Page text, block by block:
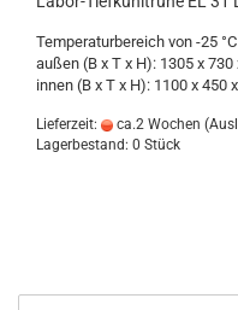
Temperaturbereich von -25
außen (B x T x H): 1305 x 730
innen (B x T x H): 1100 x
Lieferzeit: ca.2 Wochen
Lagerbestand: 0 Stück